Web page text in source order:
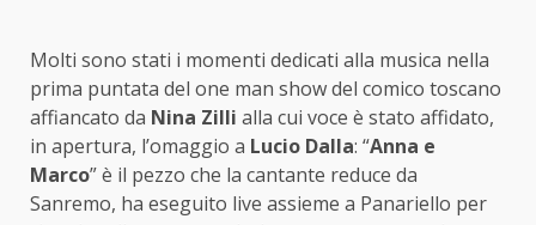
Molti sono stati i momenti dedicati alla musica nella
prima puntata del one man show del comico toscano
affiancato da Nina Zilli alla cui voce è stato affidato,
in apertura, l’omaggio a Lucio Dalla: “Anna e
Marco” è il pezzo che la cantante reduce da
Sanremo, ha eseguito live assieme a Panariello per